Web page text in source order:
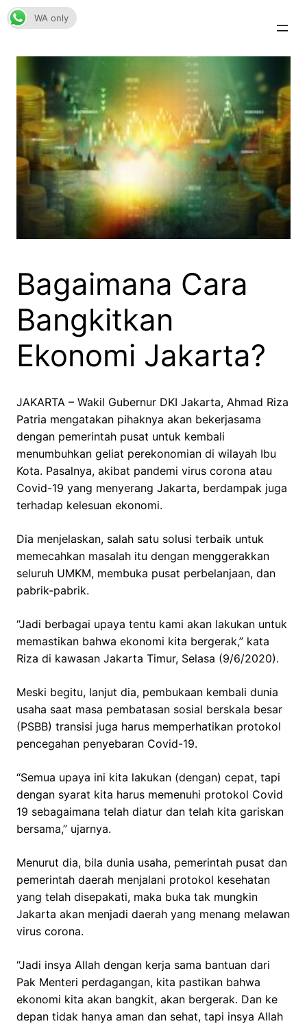
Skip
to
Bagaimana Cara
Bangkitkan
Ekonomi Jakarta?
JAKARTA – Wakil Gubernur DKI Jakarta, Ahmad Riza
Patria mengatakan pihaknya akan bekerjasama
dengan pemerintah pusat untuk kembali
menumbuhkan geliat perekonomian di wilayah Ibu
Kota. Pasalnya, akibat pandemi virus corona atau
Covid-19 yang menyerang Jakarta, berdampak juga
terhadap kelesuan ekonomi.
Dia menjelaskan, salah satu solusi terbaik untuk
memecahkan masalah itu dengan menggerakkan
seluruh UMKM, membuka pusat perbelanjaan, dan
pabrik-pabrik.
“Jadi berbagai upaya tentu kami akan lakukan untuk
memastikan bahwa ekonomi kita bergerak,” kata
Riza di kawasan Jakarta Timur, Selasa (9/6/2020).
Meski begitu, lanjut dia, pembukaan kembali dunia
usaha saat masa pembatasan sosial berskala besar
(PSBB) transisi juga harus memperhatikan protokol
pencegahan penyebaran Covid-19.
“Semua upaya ini kita lakukan (dengan) cepat, tapi
dengan syarat kita harus memenuhi protokol Covid
19 sebagaimana telah diatur dan telah kita gariskan
bersama,” ujarnya.
Menurut dia, bila dunia usaha, pemerintah pusat dan
pemerintah daerah menjalani protokol kesehatan
yang telah disepakati, maka buka tak mungkin
Jakarta akan menjadi daerah yang menang melawan
virus corona.
“Jadi insya Allah dengan kerja sama bantuan dari
Pak Menteri perdagangan, kita pastikan bahwa
ekonomi kita akan bangkit, akan bergerak. Dan ke
depan tidak hanya aman dan sehat, tapi insya Allah
WA only